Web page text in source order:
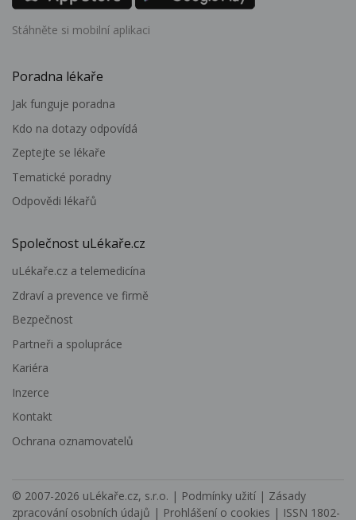
Stáhněte si mobilní aplikaci
Poradna lékaře
Jak funguje poradna
Kdo na dotazy odpovídá
Zeptejte se lékaře
Tematické poradny
Odpovědi lékařů
Společnost uLékaře.cz
uLékaře.cz a telemedicína
Zdraví a prevence ve firmě
Bezpečnost
Partneři a spolupráce
Kariéra
Inzerce
Kontakt
Ochrana oznamovatelů
© 2007-2026 uLékaře.cz, s.r.o. | Podmínky užití | Zásady
zpracování osobních údajů | Prohlášení o cookies | ISSN 1802-